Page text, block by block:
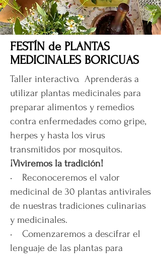
FESTÍN de PLANTAS
MEDICINALES BORICUAS
Taller interactivo. Aprenderás a
utilizar plantas medicinales para
preparar alimentos y remedios
contra enfermedades como gripe,
herpes y hasta los virus
transmitidos por mosquitos.
¡Viviremos la tradición!
• Reconoceremos el valor
medicinal de 30 plantas antivirales
de nuestras tradiciones culinarias
y medicinales.
• Comenzaremos a descifrar el
lenguaje de las plantas para